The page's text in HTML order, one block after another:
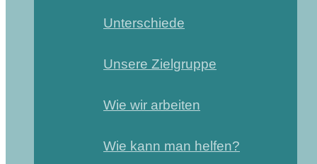
Unterschiede
Unsere Zielgruppe
Wie wir arbeiten
Wie kann man helfen?